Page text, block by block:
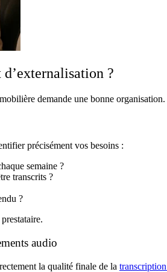
?
demande une bonne organisation.
précisément vos besoins :
semaine ?
transcrits ?
?
audio
la qualité finale de la